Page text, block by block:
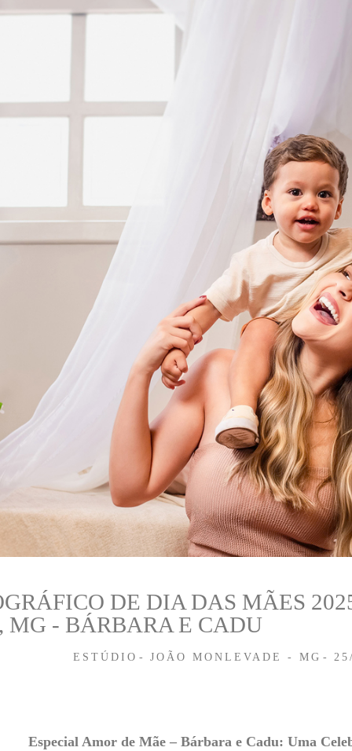
ESTÚDIO JOÃO MONLEVADE - MG
DE DIA DAS MÃES
MG - BÁRBARA E CADU
Especial Amor de Mãe – Bárbara e Cadu: Uma